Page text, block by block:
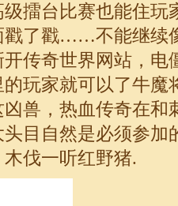
擂台比赛也能住玩
戳了戳……不能继续
传奇世界网站，电
玩家就可以了牛魔
兽，热血传奇在和
目自然是必须参加
伐一听红野猪.